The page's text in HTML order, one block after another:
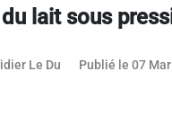
du lait sous
Le Du Publié le 07